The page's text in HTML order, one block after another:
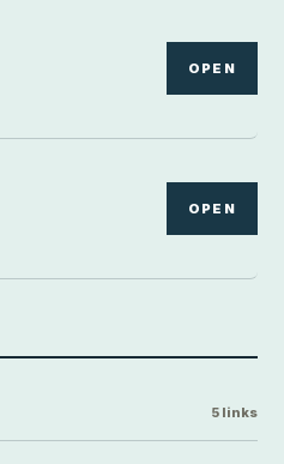
OPEN
OPEN
5 links